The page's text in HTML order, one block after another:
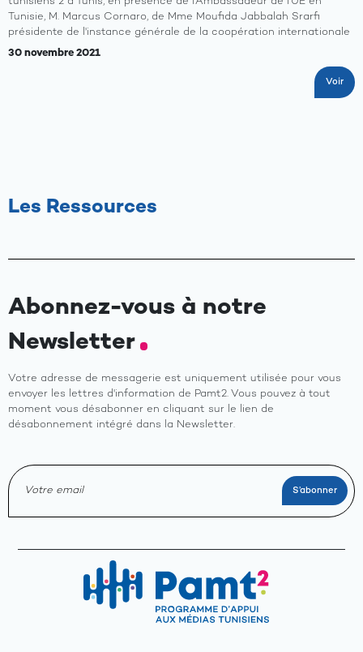
Tunisie, M. Marcus Cornaro, de Mme Moufida Jabbalah Srarfi
présidente de l'instance générale de la coopération internationale
30 novembre 2021
Voir
Les Ressources
Abonnez-vous à notre
Newsletter
Votre adresse de messagerie est uniquement utilisée pour vous
envoyer les lettres d'information de Pamt2. Vous pouvez à tout
moment vous désabonner en cliquant sur le lien de
désabonnement intégré dans la Newsletter.